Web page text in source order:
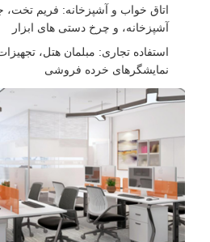
اتاق خواب و آشپزخانه: فریم تخت،
آشپزخانه، و چرخ دستی های ابزار
استفاده تجاری: مبلمان هتل،
نمایشگرهای خرده فروشی